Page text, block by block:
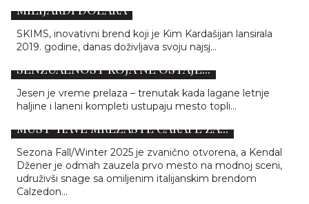
MILIJARDI DOLARA
SKIMS, inovativni brend koji je Kim Kardašijan lansirala
2019. godine, danas doživljava svoju najsj...
TOP TRENDOVI DONJEG VEŠA ZA JESEN 2025:
SENZUALNOST KOJA NE OSTAJE...
Jesen je vreme prelaza – trenutak kada lagane letnje
haljine i laneni kompleti ustupaju mesto topli...
KENDAL DŽENER I CALZEDONIA LANSIRAJU
MUST-HAVE MREŽASTE ČARAPE ZA...
Sezona Fall/Winter 2025 je zvanično otvorena, a Kendal
Džener je odmah zauzela prvo mesto na modnoj sceni,
udruživši snage sa omiljenim italijanskim brendom
Calzedon...
COZY NIGHTS: 7 PIDŽAMA ZA PRVE HLADNE